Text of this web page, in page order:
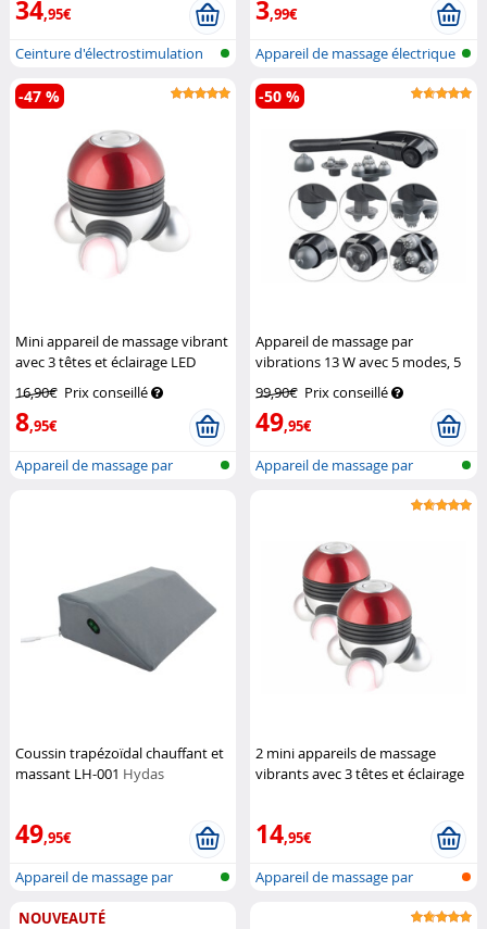
34,95€
Ceinture d'électrostimulation
muscu...
3,99€
Appareil de massage électrique
Mini appareil de massage vibrant
avec 3 têtes et éclairage LED
16,90€ Prix conseillé
8,95€
-47 %
Appareil de massage par
Appareil de massage par
vibrations 13 W avec 5 modes, 5
niveaux d'intensité & 3 têtes de
massageNewgen Medicals
99,90€ Prix conseillé
49,95€
-50 %
Appareil de massage par
Coussin trapézoïdal chauffant et
massant LH-001 Hydas
49,95€
Appareil de massage par
2 mini appareils de massage
vibrants avec 3 têtes et éclairage
14,95€
Appareil de massage par
NOUVEAUTÉ